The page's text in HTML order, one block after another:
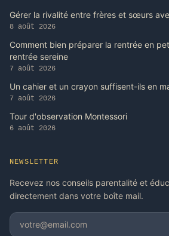
Gérer la rivalité entre frères et sœurs
8 août 2026
Comment bien préparer la rentrée en
rentrée sereine
7 août 2026
Un cahier et un crayon suffisent-ils en
7 août 2026
Tour d'observation Montessori
6 août 2026
NEWSLETTER
Recevez nos conseils parentalité et
directement dans votre boîte mail.